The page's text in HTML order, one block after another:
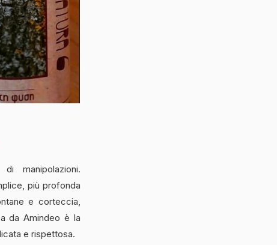
manipolazioni.
più profonda
e corteccia,
da Amindeo è la
e rispettosa.